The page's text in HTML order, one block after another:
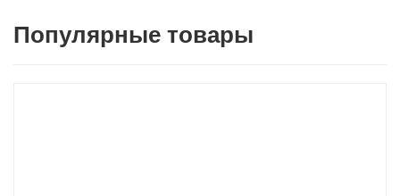
Популярные товары